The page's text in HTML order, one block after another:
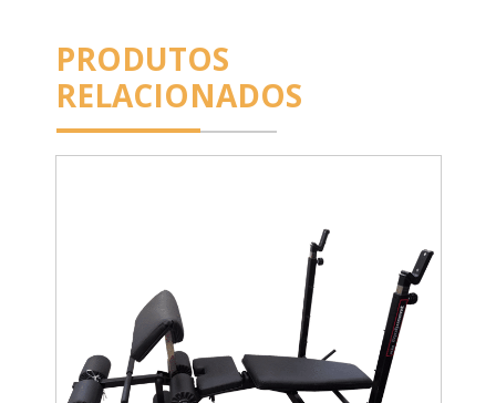
PRODUTOS
RELACIONADOS